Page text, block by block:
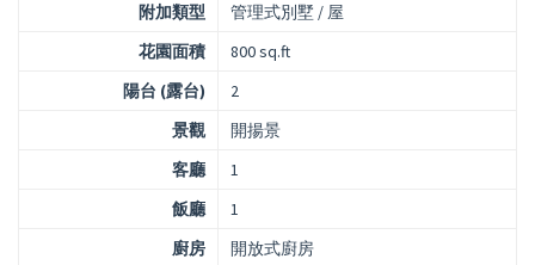
附加類型
管理式別墅 / 屋
花園面積
800 sq.ft
陽台 (露台)
2
景觀
開揚景
客廳
1
飯廳
1
廚房
開放式廚房